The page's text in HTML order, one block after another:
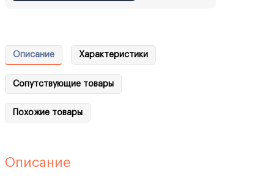
Описание Характеристики
Сопутствующие товары
Похожие товары
Описание